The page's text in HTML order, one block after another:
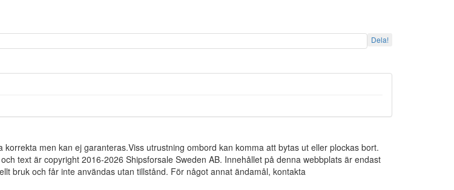
Dela!
korrekta men kan ej garanteras.Viss utrustning ombord kan komma att bytas ut eller plockas bort.
text är copyright 2016-2026 Shipsforsale Sweden AB. Innehållet på denna webbplats är endast
bruk och får inte användas utan tillstånd. För något annat ändamål, kontakta